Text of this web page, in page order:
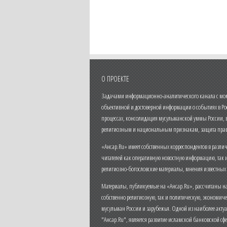
О ПРОЕКТЕ
Задачами информационно-аналитического канала с
объективной и достоверной информации о событиях в
процессах, консолидация мусульманской уммы
религиозным и национальным признакам, защита
«Ансар.Ru» имеет собственных корреспондентов в
читателей как оперативную новостную информацию,
религиозно-богословские материалы, мнения
Материалы, публикуемые на «Ансар.Ru», рассчитаны
собственно религиозную, так и политическую,
мусульман России и зарубежья. Одной из наиболее
"Ансар.Ru", является развитие исламской банковской